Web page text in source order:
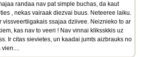
randaa nav pat simple buchas, da kaut
, nekas vairaak diezvai buus. Neteeree laiku.
vissveertiigakais ssajaa dziivee. Neiznieko to ar
kas nav to veeri ! Nav vinnai kliksskkis uz
Ir citas sievietes, un kaadai jumts aizbrauks no
vien....